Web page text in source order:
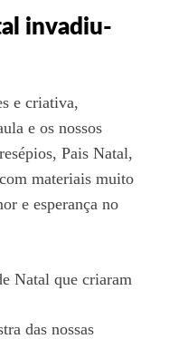
invadiu-
e criativa,
e os nossos
Pais Natal,
materiais muito
e esperança no
das nossas